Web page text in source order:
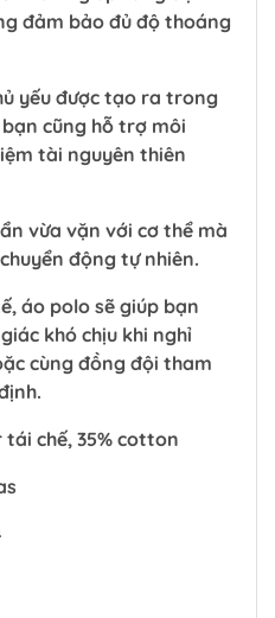
đảm bảo đủ độ thoáng
yếu được tạo ra trong
cũng hỗ trợ môi
tài nguyên thiên
vừa vặn với cơ thể mà
động tự nhiên.
áo polo sẽ giúp bạn
khó chịu khi nghỉ
cùng đồng đội tham
tái chế, 35% cotton